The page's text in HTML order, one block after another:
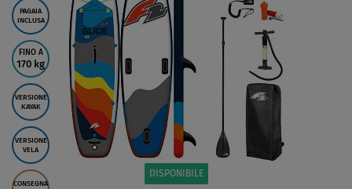
PAGAIA
INCLUSA
FINO A
170 kg
VERSIONE
KAYAK
VERSIONE
VELA
CONSEGNA
DISPONIBILE